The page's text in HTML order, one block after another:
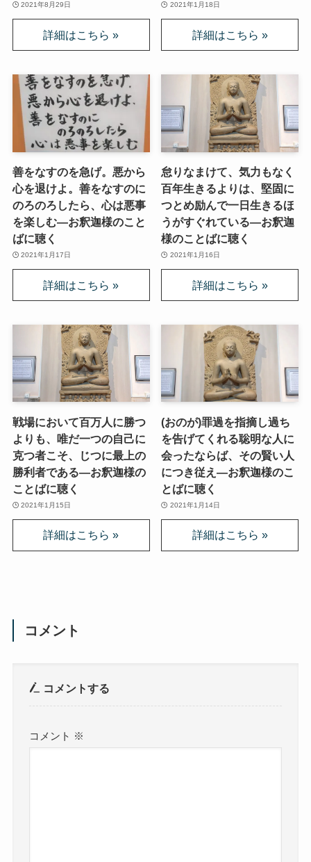
2021年8月29日 2021年1月18日
善をなすのを急げ。悪から
心を退けよ。善をなすのに
のろのろしたら、心は悪事
を楽しむ―お釈迦様のこと
ばに聴く
2021年1月17日
怠りなまけて、気力もなく
百年生きるよりは、堅固に
つとめ励んで一日生きるほ
うがすぐれている―お釈迦
様のことばに聴く
2021年1月16日
戦場において百万人に勝つ
よりも、唯だ一つの自己に
克つ者こそ、じつに最上の
勝利者である―お釈迦様の
ことばに聴く
2021年1月15日
(おのが)罪過を指摘し過ち
を告げてくれる聡明な人に
会ったならば、その賢い人
につき従え―お釈迦様のこ
とばに聴く
2021年1月14日
コメント
コメントする
コメント ※